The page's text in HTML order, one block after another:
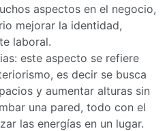
aspectos en el negocio,
mejorar la identidad,
laboral.
este aspecto se refiere
es decir se busca
y aumentar alturas sin
una pared, todo con el
las energías en un lugar.